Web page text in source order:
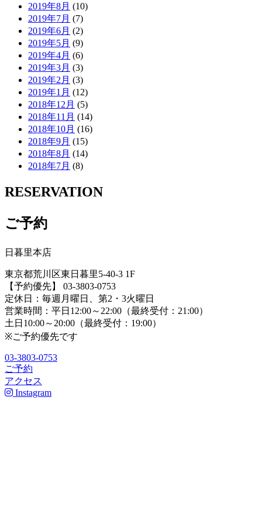
2019年8月 (10)
2019年7月 (7)
2019年6月 (2)
2019年5月 (9)
2019年4月 (6)
2019年3月 (3)
2019年2月 (3)
2019年1月 (12)
2018年12月 (5)
2018年11月 (14)
2018年10月 (16)
2018年9月 (15)
2018年8月 (14)
2018年7月 (8)
RESERVATION
ご予約
日暮里本店
東京都荒川区東日暮里5-40-3 1F
【予約優先】 03-3803-0753
定休日：毎週月曜日、第2・3火曜日
営業時間：平日12:00～22:00（最終受付：21:00）
土日10:00～20:00（最終受付：19:00）
※ご予約優先です
03-3803-0753
ご予約
アクセス
Instagram